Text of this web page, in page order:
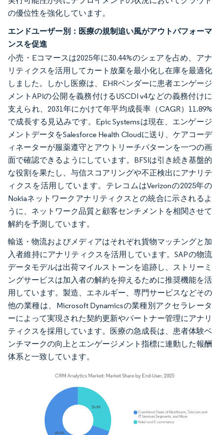
の優位性を強化しています。
エンドユーザー別：医療の規制追い風がアウトパフォーマ
ンスを促進
小売・Eコマースは2025年に30.44%のシェアを占め、アナ
リティクスを活用してカート放棄を最小化し在庫を最適化
しました。しかし医療は、EHRベンダーに患者エンゲージ
メントAPIの公開を義務付けるUSCDI v4などの義務付けに
支えられ、2031年にかけて年平均成長率（CAGR）11.89%
で成長する見込みです。Epic Systemsは現在、エンゲージ
メントデータをSalesforce Health Cloudに送り、ケアコーデ
ィネーターが服薬遵守とアウトリーチパターンを一つの画
面で確認できるようにしています。BFSIは引き続き基盤的
な役割を果たし、与信スコアリングや不正検出にアナリテ
ィクスを活用しています。テレコムはVerizonの2025年の
Nokiaネットワークアナリティクスとの統合に示されるよ
うに、ネットワーク品質と顧客センチメントを相関させて
解約を予測しています。
輸送・物流およびメディアはそれぞれ貨物マッチングと加
入者維持にアナリティクスを活用しています。SAPの物流
データモデルは出荷マイルストーンを追跡し、ストリーミ
ングサービスは加入者の解約を抑えるために推奨機能を活
用しています。製造、エネルギー、専門サービスなどその
他の業種は、Microsoft Dynamicsの業種別アクセラレータ
ーによって実現された契約更新やパートナー管理にアナリ
ティクスを採用しています。医療の急成長は、患者体験ベ
ンチマークの向上とエンゲージメント指標に連動した報酬
体系と一致しています。